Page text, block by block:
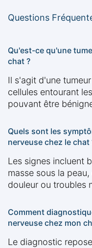
Questions
Qu'est-ce qu'une
chat ?
Il s'agit d'une
cellules entourant
pouvant être
Quels sont les
nerveuse chez le chat
Les signes incluent
masse sous la
douleur ou troubles
Comment
nerveuse chez mon
Le diagnostic